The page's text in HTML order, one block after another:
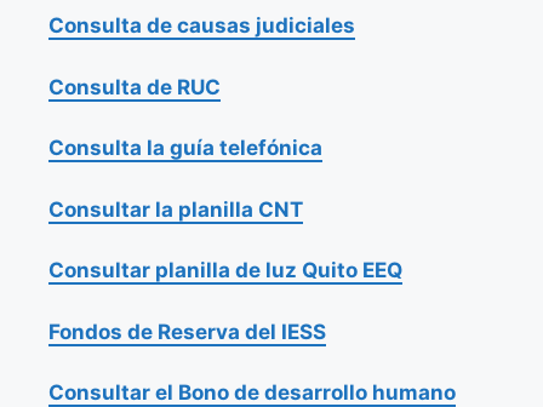
Consulta de causas judiciales
Consulta de RUC
Consulta la guía telefónica
Consultar la planilla CNT
Consultar planilla de luz Quito EEQ
Fondos de Reserva del IESS
Consultar el Bono de desarrollo humano